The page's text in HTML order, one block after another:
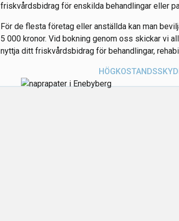
friskvårdsbidrag för enskilda behandlingar eller
För de flesta företag eller anställda kan man
5 000 kronor. Vid bokning genom oss skickar vi
nyttja ditt friskvårdsbidrag för behandlingar,